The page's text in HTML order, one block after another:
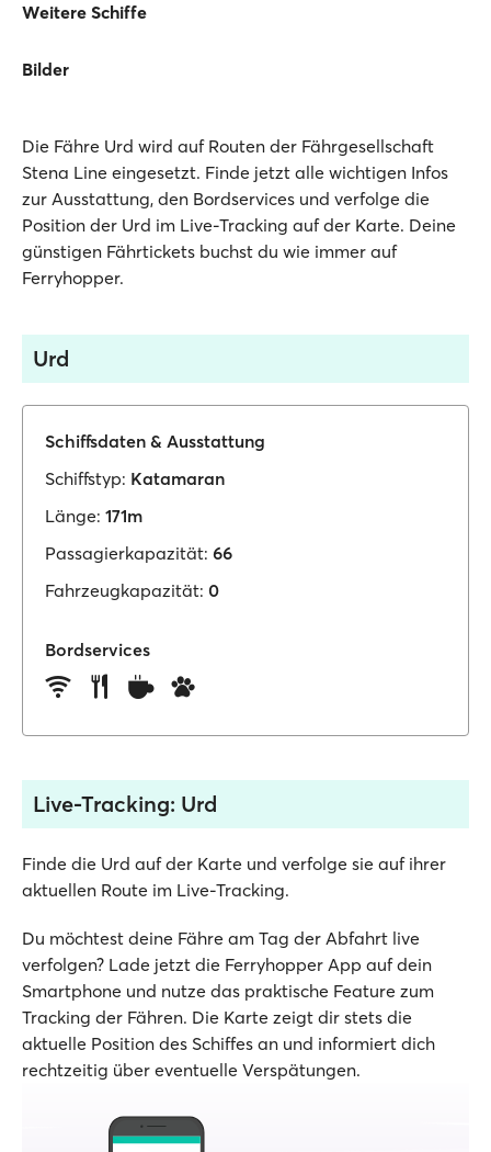
Weitere Schiffe
Bilder
Die Fähre Urd wird auf Routen der Fährgesellschaft
Stena Line eingesetzt. Finde jetzt alle wichtigen Infos
zur Ausstattung, den Bordservices und verfolge die
Position der Urd im Live-Tracking auf der Karte. Deine
günstigen Fährtickets buchst du wie immer auf
Ferryhopper.
Urd
Schiffsdaten & Ausstattung
Schiffstyp: Katamaran
Länge: 171m
Passagierkapazität: 66
Fahrzeugkapazität: 0
Bordservices
Live-Tracking: Urd
Finde die Urd auf der Karte und verfolge sie auf ihrer
aktuellen Route im Live-Tracking.
Du möchtest deine Fähre am Tag der Abfahrt live
verfolgen? Lade jetzt die Ferryhopper App auf dein
Smartphone und nutze das praktische Feature zum
Tracking der Fähren. Die Karte zeigt dir stets die
aktuelle Position des Schiffes an und informiert dich
rechtzeitig über eventuelle Verspätungen.